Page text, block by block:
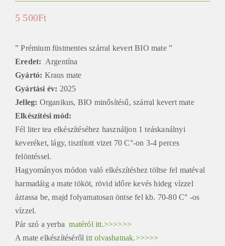
5 500Ft
” Prémium füstmentes szárral kevert BIO mate ”
Eredet: Argentína
Gyártó: Kraus mate
Gyártási év: 2025
Jelleg: Organikus, BIO minősítésű, szárral kevert mate
Elkészítési mód:
Fél liter tea elkészítéséhez használjon 1 teáskanálnyi
keveréket, lágy, tisztított vizet 70 C°-on 3-4 perces
felöntéssel.
Hagyományos módon való elkészítéshez töltse fel matéval
harmadáig a mate tököt, rövid időre kevés hideg vízzel
áztassa be, majd folyamatosan öntse fel kb. 70-80 C° -os
vízzel.
Pár szó a yerba matéról itt.>>>>>>
A mate elkészítéséről itt olvashatnak.>>>>>